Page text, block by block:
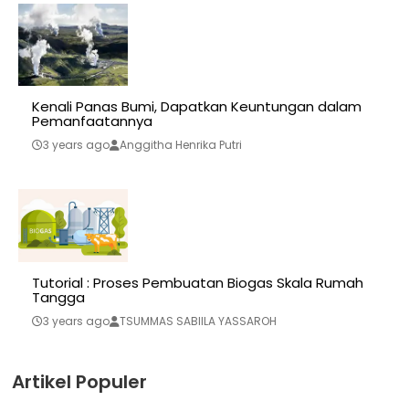
Kenali Panas Bumi, Dapatkan Keuntungan dalam
Pemanfaatannya
3 years ago Anggitha Henrika Putri
Tutorial : Proses Pembuatan Biogas Skala Rumah
Tangga
3 years ago TSUMMAS SABIILA YASSAROH
Artikel Populer